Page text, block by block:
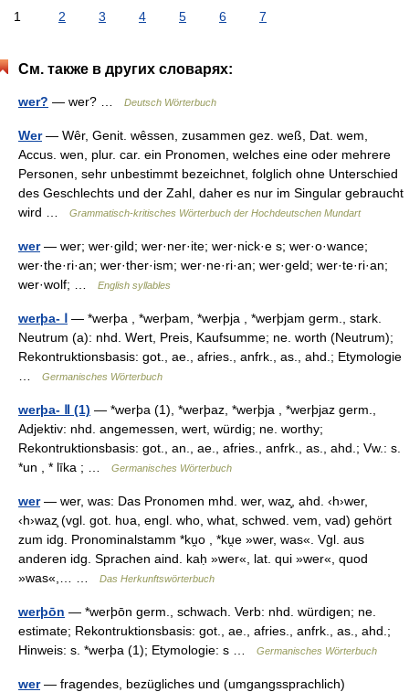
1 2 3 4 5 6 7
См. также в других словарях:
wer? — wer? … Deutsch Wörterbuch
Wer— Wêr, Genit. wêssen, zusammen gez. weß, Dat. wem,
Accus. wen, plur. car. ein Pronomen, welches eine oder mehrere
Personen, sehr unbestimmt bezeichnet, folglich ohne Unterschied
des Geschlechts und der Zahl, daher es nur im Singular gebraucht
wird …
Grammatisch-kritisches Wörterbuch der Hochdeutschen Mundart
wer— wer; wer·gild; wer·ner·ite; wer·nick·e s; wer·o·wance;
wer·the·ri·an; wer·ther·ism; wer·ne·ri·an; wer·geld; wer·te·ri·an;
wer·wolf; …
English syllables
werþa- Ⅰ — *werþa , *werþam, *werþja , *werþjam germ., stark.
Neutrum (a): nhd. Wert, Preis, Kaufsumme; ne. worth (Neutrum);
Rekontruktionsbasis: got., ae., afries., anfrk., as., ahd.; Etymologie
Germanisches Wörterbuch
werþa- Ⅱ (1) — *werþa (1), *werþaz, *werþja , *werþjaz germ.,
Adjektiv: nhd. angemessen, wert, würdig; ne. worthy;
Rekontruktionsbasis: got., an., ae., afries., anfrk., as., ahd.; Vw.: s.
*un , * līka ; …
Germanisches Wörterbuch
wer— wer, was: Das Pronomen mhd. wer, waz̧, ahd. ‹h›wer,
‹h›waz̧ (vgl. got. hʋa, engl. who, what, schwed. vem, vad) gehört
zum idg. Pronominalstamm *ku̯o , *ku̯e »wer, was«. Vgl. aus
anderen idg. Sprachen aind. kaḥ »wer«, lat. qui »wer«, quod
»was«,… …
Das Herkunftswörterbuch
werþōn — *werþōn germ., schwach. Verb: nhd. würdigen; ne.
estimate; Rekontruktionsbasis: got., ae., afries., anfrk., as., ahd.;
Hinweis: s. *werþa (1); Etymologie: s …
Germanisches Wörterbuch
wer— fragendes, bezügliches und (umgangssprachlich)